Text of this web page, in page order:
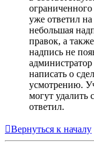
уже ответил
небольшая
правок, а
надпись не
написать о
усмотрению.
могут удалить
ответил.
Вернуться к началу